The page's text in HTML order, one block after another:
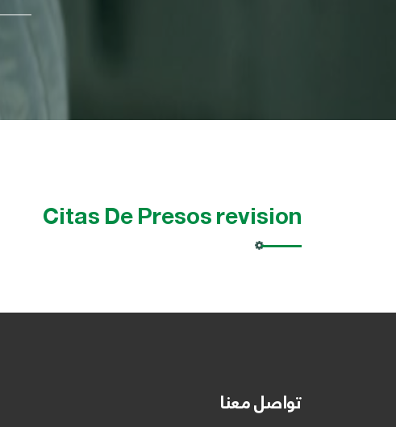
Citas De Presos revision
تواصل معنا